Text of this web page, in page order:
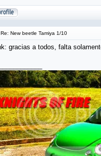
Re: New beetle Tamiya 1/10
gracias a todos, falta